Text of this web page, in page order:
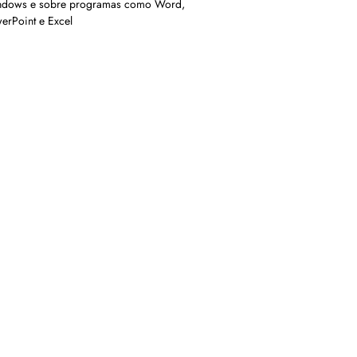
e sobre programas como Word,
e Excel